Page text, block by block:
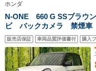
ホンダ
N-ONE 660 G SSブラウ
ビ バックカメラ 禁煙車
キー 2トーンカラー
ト オートエアコン
ッチ
販売店保証 車両品質評価書付 購入